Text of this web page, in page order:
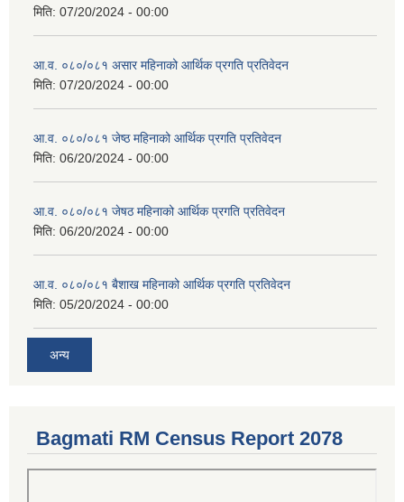
मिति: 07/20/2024 - 00:00
आ.व. ०८०/०८१ असार महिनाको आर्थिक प्रगति प्रतिवेदन
मिति: 07/20/2024 - 00:00
आ.व. ०८०/०८१ जेष्ठ महिनाको आर्थिक प्रगति प्रतिवेदन
मिति: 06/20/2024 - 00:00
आ.व. ०८०/०८१ जेषठ महिनाको आर्थिक प्रगति प्रतिवेदन
मिति: 06/20/2024 - 00:00
आ.व. ०८०/०८१ बैशाख महिनाको आर्थिक प्रगति प्रतिवेदन
मिति: 05/20/2024 - 00:00
अन्य
Bagmati RM Census Report 2078